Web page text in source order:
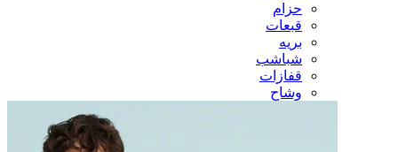
حزام
قبعات
بريه
شباشب
قفازات
وشاح